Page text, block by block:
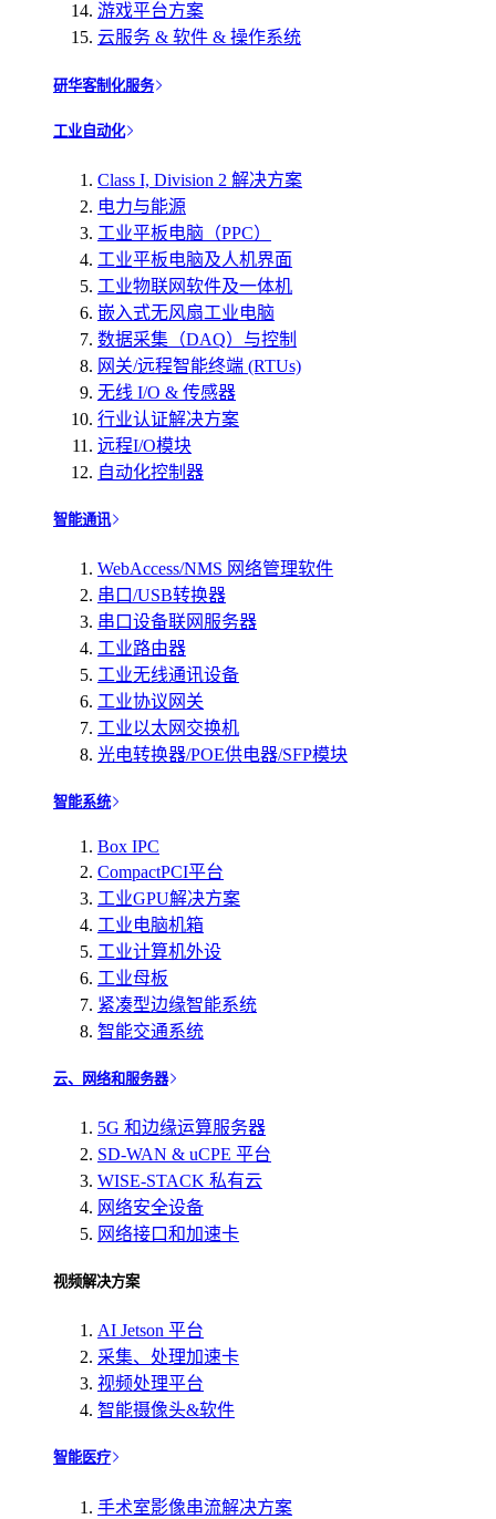
游戏平台方案
云服务 & 软件 & 操作系统
研华客制化服务
工业自动化
Class I, Division 2 解决方案
电力与能源
工业平板电脑（PPC）
工业平板电脑及人机界面
工业物联网软件及一体机
嵌入式无风扇工业电脑
数据采集（DAQ）与控制
网关/远程智能终端 (RTUs)
无线 I/O & 传感器
行业认证解决方案
远程I/O模块
自动化控制器
智能通讯
WebAccess/NMS 网络管理软件
串口/USB转换器
串口设备联网服务器
工业路由器
工业无线通讯设备
工业协议网关
工业以太网交换机
光电转换器/POE供电器/SFP模块
智能系统
Box IPC
CompactPCI平台
工业GPU解决方案
工业电脑机箱
工业计算机外设
工业母板
紧凑型边缘智能系统
智能交通系统
云、网络和服务器
5G 和边缘运算服务器
SD-WAN & uCPE 平台
WISE-STACK 私有云
网络安全设备
网络接口和加速卡
视频解决方案
AI Jetson 平台
采集、处理加速卡
视频处理平台
智能摄像头&软件
智能医疗
手术室影像串流解决方案